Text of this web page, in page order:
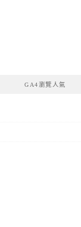
GA4瀏覽人氣